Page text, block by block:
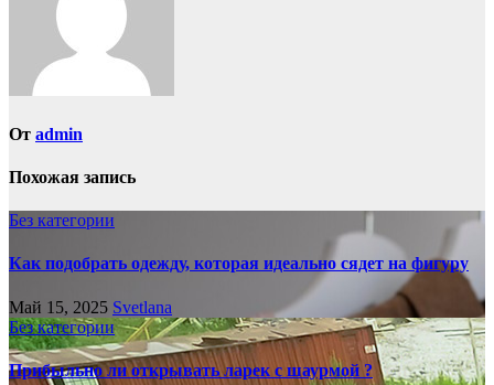
От admin
Похожая запись
Без категории
Как подобрать одежду, которая идеально сядет на фигуру
Май 15, 2025 Svetlana
Без категории
Прибыльно ли открывать ларек с шаурмой ?